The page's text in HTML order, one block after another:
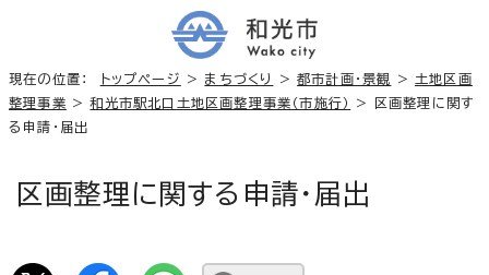
現在の位置： トップページ > まちづくり >都市計画・景観 > 土地区画
整理事業 >和光市駅北口土地区画整理事業（市施行）
> 区画整理に関す
る申請・届出
区画整理に関する申請・届出